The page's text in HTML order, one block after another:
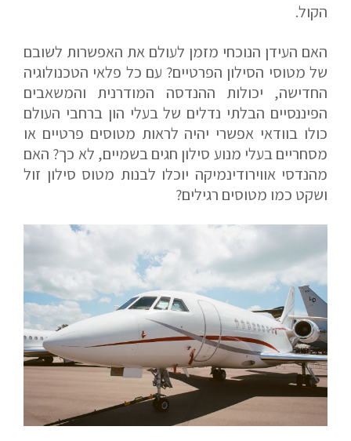
הקול.
האם העידן הנוכחי מזמן לעולם את האפשרות לשובם
של מטוסי הסילון הפרטיים? עם כל פלאי הטכנולוגיה
החדישה, יכולות ההנדסה המודרנית והמשאבים
הפיננסיים הבלתי נדלים של בעלי הון ברחבי העולם
כולו בוודאי אפשרי יהיה לראות מטוסים פרטיים או
מסחריים בעלי מנוע סילון חגים בשמיים, לא כך? האם
מהנדסי אווירודינמיקה יוכלו לבנות מטוס סילון זול
ושקט כמו מטוסים רגילים?